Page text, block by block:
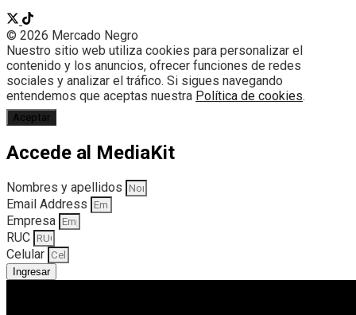
© 2026 Mercado Negro
Nuestro sitio web utiliza cookies para personalizar el
contenido y los anuncios, ofrecer funciones de redes
sociales y analizar el tráfico. Si sigues navegando
entendemos que aceptas nuestra Política de cookies.
Aceptar
Accede al MediaKit
Nombres y apellidos
Email Address
Empresa
RUC
Celular
Ingresar